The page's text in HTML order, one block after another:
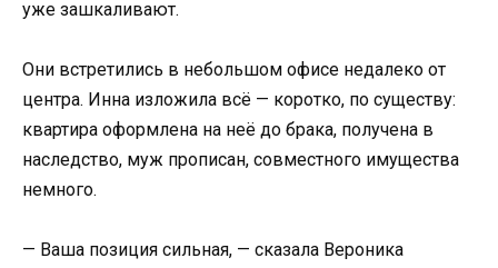
уже зашкаливают.
Они встретились в небольшом офисе недалеко от
центра. Инна изложила всё — коротко, по существу:
квартира оформлена на неё до брака, получена в
наследство, муж прописан, совместного имущества
немного.
— Ваша позиция сильная, — сказала Вероника